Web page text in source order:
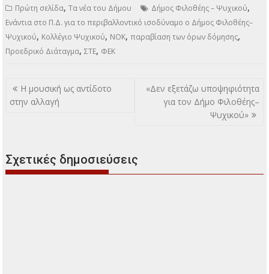
Πρώτη σελίδα,Τα νέα του Δήμου Δήμος Φιλοθέης – Ψυχικού,
Ενάντια στο Π.Δ. για το περιβαλλοντικό ισοδύναμο ο Δήμος Φιλοθέης–
Ψυχικού, Κολλέγιο Ψυχικού, ΝΟΚ,παραβίαση των όρων δόμησης,
Προεδρικό Διάταγμα,ΣΤΕ, ΦΕΚ
Πλοήγηση
άρθρων
Η μουσική ως αντίδοτο
στην αλλαγή
«Δεν εξετάζω υποψηφιότητα
για τον Δήμο Φιλοθέης–
Ψυχικού»
Σχετικές δημοσιεύσεις